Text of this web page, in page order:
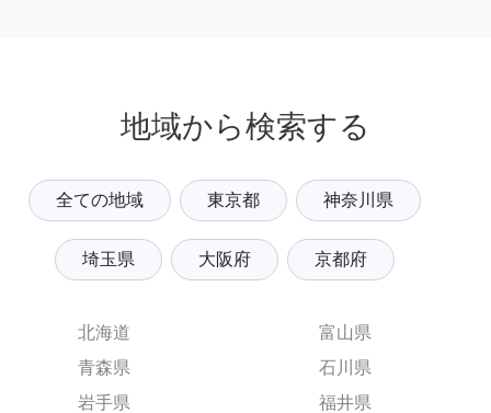
地域から検索する
全ての地域 東京都 神奈川県
埼玉県 大阪府 京都府
北海道
青森県
岩手県
富山県
石川県
福井県